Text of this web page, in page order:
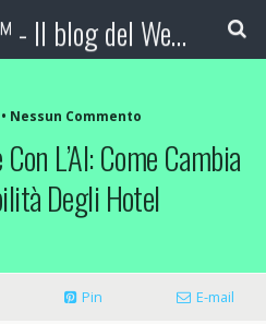
Booking Blog™ - Il blog del Web Marketing Turistico
Nessun Commento
L’AI: Come Cambia
Degli Hotel
Pin E-mail